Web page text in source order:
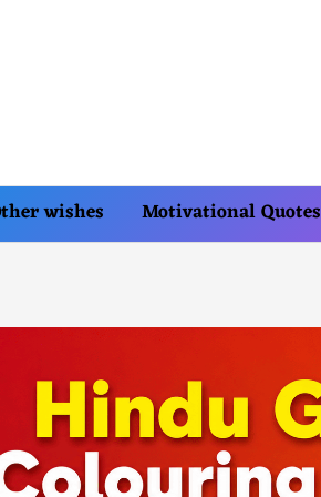
wishes Motivational Quotes